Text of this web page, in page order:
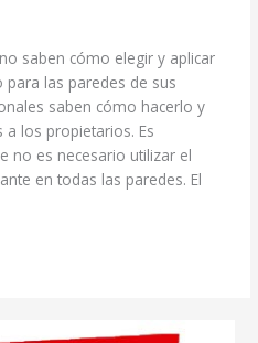
saben cómo elegir y aplicar
las paredes de sus
saben cómo hacerlo y
los propietarios. Es
no es necesario utilizar el
en todas las paredes. El